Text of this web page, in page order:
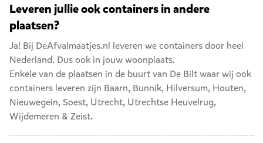
Leveren jullie ook containers in andere
plaatsen?
Ja! Bij DeAfvalmaatjes.nl leveren we containers door heel
Nederland. Dus ook in jouw woonplaats.
Enkele van de plaatsen in de buurt van De Bilt waar wij ook
containers leveren zijn Baarn, Bunnik, Hilversum, Houten,
Nieuwegein, Soest, Utrecht, Utrechtse Heuvelrug,
Wijdemeren & Zeist.